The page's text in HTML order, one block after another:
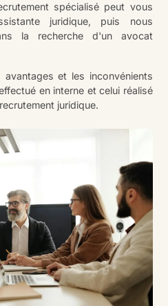
spécialisé peut vous
juridique, puis nous
la recherche d'un avocat
et les inconvénients
en interne et celui réalisé
juridique.